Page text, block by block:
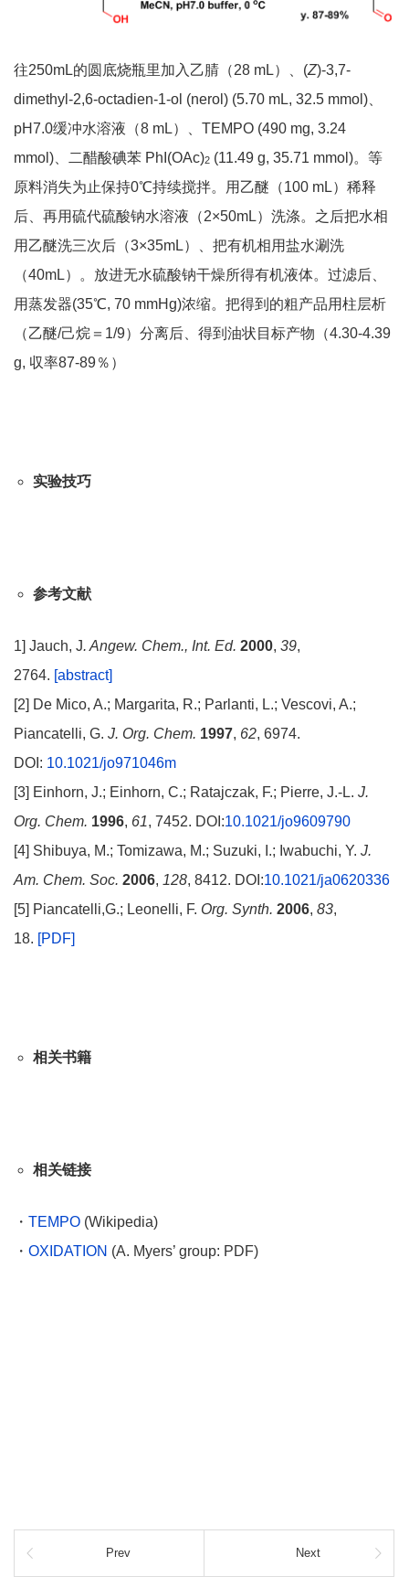
往250mL的圆底烧瓶里加入乙腈（28 mL）、(Z)-3,7-
dimethyl-2,6-octadien-1-ol (nerol) (5.70 mL, 32.5 mmol)、
pH7.0缓冲水溶液（8 mL）、TEMPO (490 mg, 3.24
mmol)、二醋酸碘苯 PhI(OAc)2 (11.49 g, 35.71 mmol)。等
原料消失为止保持0℃持续搅拌。用乙醚（100 mL）稀释
后、再用硫代硫酸钠水溶液（2×50mL）洗涤。之后把水相
用乙醚洗三次后（3×35mL）、把有机相用盐水涮洗
（40mL）。放进无水硫酸钠干燥所得有机液体。过滤后、
用蒸发器(35℃, 70 mmHg)浓缩。把得到的粗产品用柱层析
（乙醚/己烷＝1/9）分离后、得到油状目标产物（4.30-4.39
g, 収率87-89％）
实验技巧
参考文献
1] Jauch, J. Angew. Chem., Int. Ed. 2000, 39,
2764. [abstract]
[2] De Mico, A.; Margarita, R.; Parlanti, L.; Vescovi, A.;
Piancatelli, G. J. Org. Chem. 1997, 62, 6974.
DOI: 10.1021/jo971046m
[3] Einhorn, J.; Einhorn, C.; Ratajczak, F.; Pierre, J.-L. J.
Org. Chem. 1996, 61, 7452. DOI:10.1021/jo9609790
[4] Shibuya, M.; Tomizawa, M.; Suzuki, I.; Iwabuchi, Y. J.
Am. Chem. Soc. 2006, 128, 8412. DOI:10.1021/ja0620336
[5] Piancatelli,G.; Leonelli, F. Org. Synth. 2006, 83,
18. [PDF]
相关书籍
相关链接
・ TEMPO (Wikipedia)
・ OXIDATION (A. Myers’ group: PDF)
Prev Next